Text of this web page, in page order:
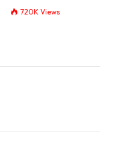
720K Views